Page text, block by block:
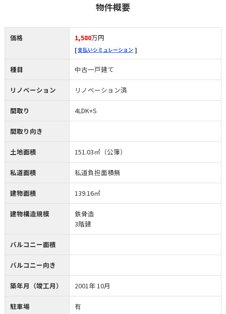
物件概要
価格 1,580万円
支払いシミュレーション
種目 中古一戸建て
リノベーション リノベーション済
間取り 4LDK+S
間取り向き
土地面積 151.03㎡（公簿）
私道面積 私道負担面積無
建物面積 139.16㎡
建物構造規模
鉄骨造
3階建
バルコニー面積
バルコニー向き
築年月（竣工月） 2001年 10月
駐車場 有